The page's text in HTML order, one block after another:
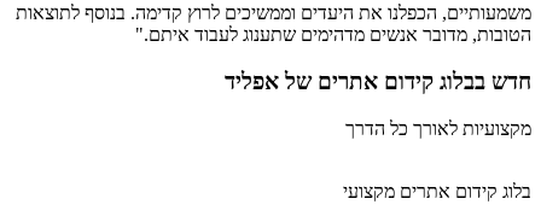
משמעותיים, הכפלנו את היעדים וממשיכים לרוץ קדימה. בנוסף לתוצאות
הטובות, מדובר אנשים מדהימים שתענוג לעבוד איתם."
חדש בבלוג​ קידום אתרים של אפליד
מקצועיות לאורך כל הדרך
בלוג קידום אתרים מקצועי